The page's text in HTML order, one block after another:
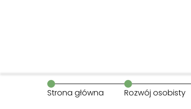
Strona główna Rozwój osobisty